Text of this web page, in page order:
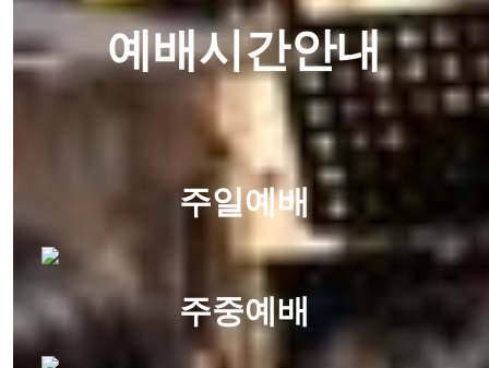
예배시간안내
주일예배
주중예배